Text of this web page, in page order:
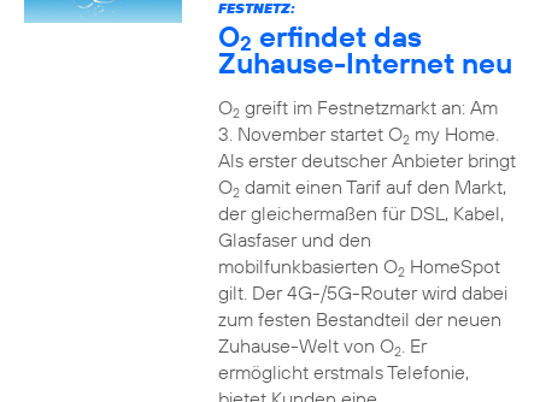
FESTNETZ:
O2 erfindet das
Zuhause-Internet neu
O2greift im Festnetzmarkt an: Am
3. November startet O2my Home.
Als erster deutscher Anbieter bringt
O2damit einen Tarif auf den Markt,
der gleichermaßen für DSL, Kabel,
Glasfaser und den
mobilfunkbasierten O2HomeSpot
gilt. Der 4G-/5G-Router wird dabei
zum festen Bestandteil der neuen
Zuhause-Welt von O2. Er
ermöglicht erstmals Telefonie,